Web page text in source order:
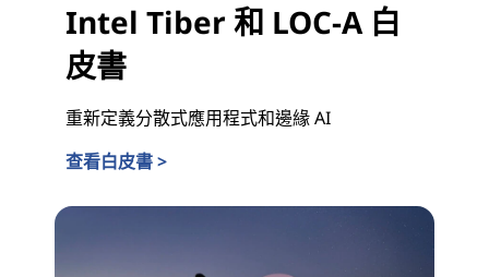
Intel Tiber 和 LOC-A 白
皮書
重新定義分散式應用程式和邊緣 AI
查看白皮書 >